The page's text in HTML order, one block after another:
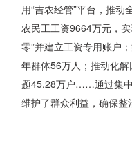
用“吉农经管”平台，推动
农民工工资9664万元，
零”并建立工资专用账户
年群体56万人；推动化
题45.28万户……通过集中
维护了群众利益，确保整